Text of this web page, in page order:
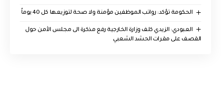
الحكومة تؤكد: رواتب الموظفين مؤمنة ولا صحة لتوزيعها كل 40 يوماً
العبودي: الزيدي كلف وزارة الخارجية رفع مذكرة الى مجلس الأمن حول
القصف على مقرات الحشد الشعبي